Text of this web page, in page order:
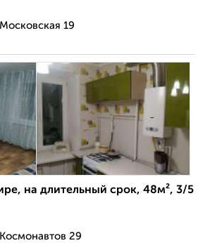
19
на длительный срок, 48м², 3/5
29